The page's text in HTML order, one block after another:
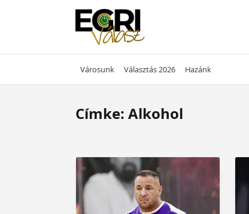
Városunk Választás 2026 Hazánk
Címke: Alkohol